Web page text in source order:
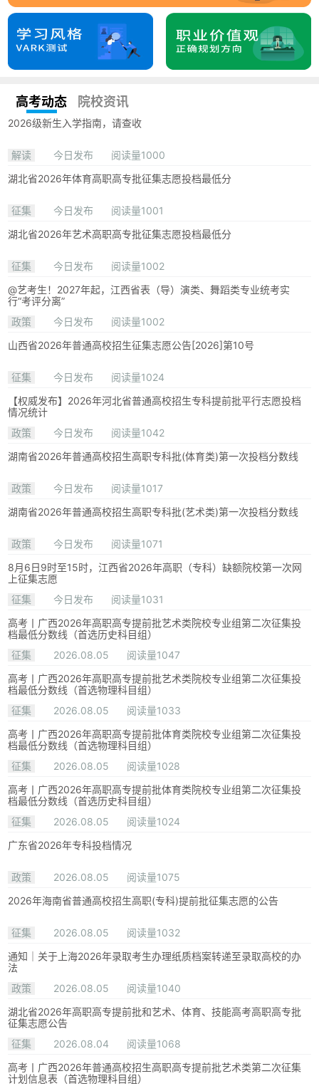
高考动态 院校资讯
2026级新生入学指南，请查收
解读 今日发布
阅读量1000
湖北省2026年体育高职高专批征集志愿投档最低分
征集 今日发布
阅读量1001
湖北省2026年艺术高职高专批征集志愿投档最低分
征集 今日发布
阅读量1002
@艺考生！2027年起，江西省表（导）演类、舞蹈类专业统考实
行“考评分离”
政策
今日发布
阅读量1002
山西省2026年普通高校招生征集志愿公告[2026]第10号
征集 今日发布
阅读量1024
【权威发布】2026年河北省普通高校招生专科提前批平行志愿投档
情况统计
政策
今日发布
阅读量1042
湖南省2026年普通高校招生高职专科批(体育类)第一次投档分数线
政策 今日发布
阅读量1017
湖南省2026年普通高校招生高职专科批(艺术类)第一次投档分数线
政策 今日发布
阅读量1071
8月6日9时至15时，江西省2026年高职（专科）缺额院校第一次网
上征集志愿
征集
今日发布
阅读量1031
高考丨广西2026年高职高专提前批艺术类院校专业组第二次征集投
档最低分数线（首选历史科目组）
征集
2026.08.05
阅读量1047
高考丨广西2026年高职高专提前批艺术类院校专业组第二次征集投
档最低分数线（首选物理科目组）
征集
2026.08.05
阅读量1033
高考丨广西2026年高职高专提前批体育类院校专业组第二次征集投
档最低分数线（首选物理科目组）
征集
2026.08.05
阅读量1028
高考丨广西2026年高职高专提前批体育类院校专业组第二次征集投
档最低分数线（首选历史科目组）
征集
2026.08.05
阅读量1024
广东省2026年专科投档情况
政策 2026.08.05
阅读量1075
2026年海南省普通高校招生高职(专科)提前批征集志愿的公告
征集 2026.08.05
阅读量1032
通知｜关于上海2026年录取考生办理纸质档案转递至录取高校的办
法
政策
2026.08.05
阅读量1040
湖北省2026年高职高专提前批和艺术、体育、技能高考高职高专批
征集志愿公告
征集
2026.08.04
阅读量1068
高考丨广西2026年普通高校招生高职高专提前批艺术类第二次征集
计划信息表（首选物理科目组）